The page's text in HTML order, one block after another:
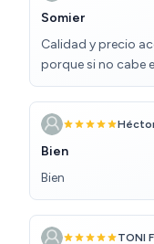
Somier
Calidad y precio
porque si no cabe
Bien
Bien
TONI